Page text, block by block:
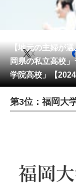
会員記事
メディア
注目記事を集めた
ITの今と未来を見
好きが集まる 比
【地元の主婦が
岡県の私立高校
学院高校」【
X
第3位：福岡大